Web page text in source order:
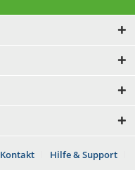
Kontakt Hilfe & Support